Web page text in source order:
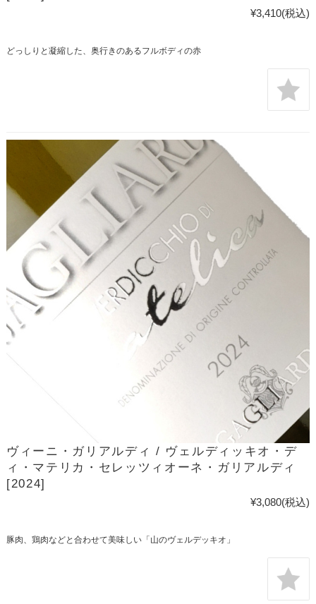
¥3,410(税込)
どっしりと凝縮した、奥行きのあるフルボディの赤
ヴィーニ・ガリアルディ / ヴェルディッキオ・デ
ィ・マテリカ・セレッツィオーネ・ガリアルディ
[2024]
¥3,080(税込)
豚肉、鶏肉などと合わせて美味しい「山のヴェルデッキオ」